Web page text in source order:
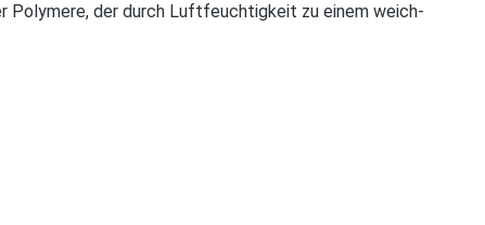
Polymere, der durch Luftfeuchtigkeit zu einem weich-